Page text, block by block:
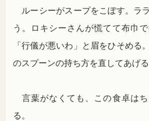
ルーシーがスープをこぼす。ラ
う。ロキシーさんが慌てて布巾
「行儀が悪いわ」と眉をひそめる
のスプーンの持ち方を直してあげる
言葉がなくても、この食卓は
る。